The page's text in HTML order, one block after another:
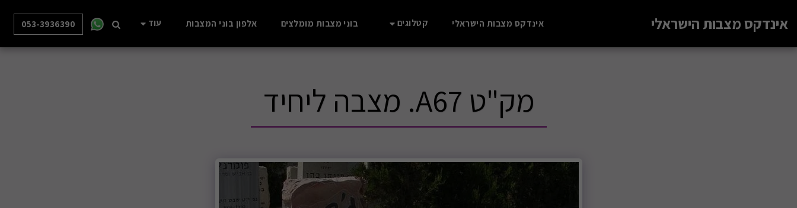
אינדקס מצבות הישראלי אינדקס מצבות הישראלי קטלוגים בוני מצבות מומלצים אלפון בוני המצבות עוד 053-3936390
מק"ט A67. מצבה ליחיד